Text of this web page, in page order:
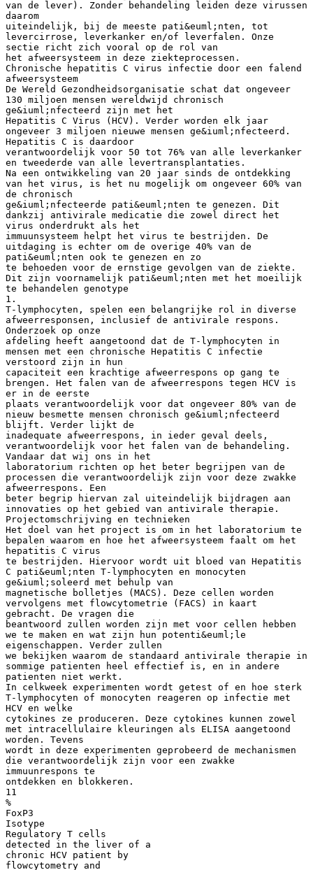
van de lever). Zonder behandeling leiden deze virussen
daarom
uiteindelijk, bij de meeste pati&euml;nten, tot
levercirrose, leverkanker en/of leverfalen. Onze
sectie richt zich vooral op de rol van
het afweersysteem in deze ziekteprocessen.
Chronische hepatitis C virus infectie door een falend
afweersysteem
De Wereld Gezondheidsorganisatie schat dat ongeveer
130 miljoen mensen wereldwijd chronisch
ge&iuml;nfecteerd zijn met het
Hepatitis C Virus (HCV). Verder worden elk jaar
ongeveer 3 miljoen nieuwe mensen ge&iuml;nfecteerd.
Hepatitis C is daardoor
verantwoordelijk voor 50 tot 76% van alle leverkanker
en tweederde van alle levertransplantaties.
Na een ontwikkeling van 20 jaar sinds de ontdekking
van het virus, is het nu mogelijk om ongeveer 60% van
de chronisch
ge&iuml;nfecteerde pati&euml;nten te genezen. Dit
dankzij antivirale medicatie die zowel direct het
virus onderdrukt als het
immuunsysteem helpt het virus te bestrijden. De
uitdaging is echter om de overige 40% van de
pati&euml;nten ook te genezen en zo
te behoeden voor de ernstige gevolgen van de ziekte.
Dit zijn voornamelijk pati&euml;nten met het moeilijk
te behandelen genotype
1.
T-lymphocyten, spelen een belangrijke rol in diverse
afweerresponsen, inclusief de antivirale respons.
Onderzoek op onze
afdeling heeft aangetoond dat de T-lymphocyten in
mensen met een chronische Hepatitis C infectie
verstoord zijn in hun
capaciteit een krachtige afweerrespons op gang te
brengen. Het falen van de afweerrespons tegen HCV is
er in de eerste
plaats verantwoordelijk voor dat ongeveer 80% van de
nieuw besmette mensen chronisch ge&iuml;nfecteerd
blijft. Verder lijkt de
inadequate afweerrespons, in ieder geval deels,
verantwoordelijk voor het falen van de behandeling.
Vandaar dat wij ons in het
laboratorium richten op het beter begrijpen van de
processen die verantwoordelijk zijn voor deze zwakke
afweerrespons. Een
beter begrip hiervan zal uiteindelijk bijdragen aan
innovaties op het gebied van antivirale therapie.
Projectomschrijving en technieken
Het doel van het project is om in het laboratorium te
bepalen waarom en hoe het afweersysteem faalt om het
hepatitis C virus
te bestrijden. Hiervoor wordt uit bloed van Hepatitis
C pati&euml;nten T-lymphocyten en monocyten
ge&iuml;soleerd met behulp van
magnetische bolletjes (MACS). Deze cellen worden
vervolgens met flowcytometrie (FACS) in kaart
gebracht. De vragen die
beantwoord zullen worden zijn met voor cellen hebben
we te maken en wat zijn hun potenti&euml;le
eigenschappen. Verder zullen
we bekijken waarom de standaard antivirale therapie in
sommige patienten heel effectief is, en in andere
patienten niet werkt.
In celkweek experimenten wordt getest of en hoe sterk
T-lymphocyten of monocyten reageren op infectie met
HCV en welke
cytokines ze produceren. Deze cytokines kunnen zowel
met intracellulaire kleuringen als ELISA aangetoond
worden. Tevens
wordt in deze experimenten geprobeerd de mechanismen
die verantwoordelijk zijn voor een zwakke
immuunrespons te
ontdekken en blokkeren.
11
%
FoxP3
Isotype
Regulatory T cells
detected in the liver of a
chronic HCV patient by
flowcytometry and